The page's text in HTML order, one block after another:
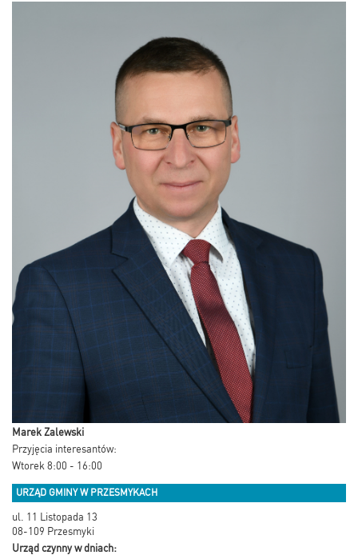
Marek Zalewski
Przyjęcia interesantów:
Wtorek 8:00 - 16:00
URZĄD GMINY W PRZESMYKACH
ul. 11 Listopada 13
08-109 Przesmyki
Urząd czynny w dniach: